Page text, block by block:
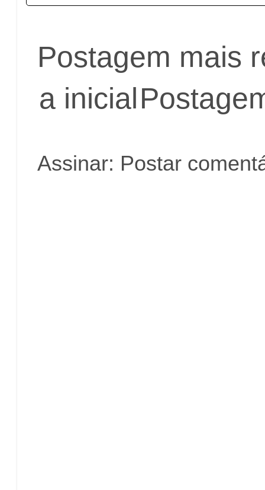
Postagem mais
a inicial
Assinar: Postar